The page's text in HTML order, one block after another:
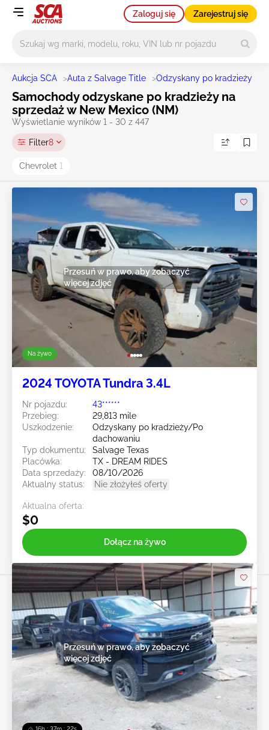
Zaloguj się Zarejestruj się
Aukcja SCA >Auta z Salvage Title >Odzyskany po kradzieży
Samochody odzyskane po kradzieży na
sprzedaż w New Mexico (NM)
Wyświetlanie wyników 1 - 30 z 447
Filter8
Chevrolet 1
Na żywo
Przesuń w prawo, aby zobaczyć
więcej zdjęć
2024 TOYOTA Tundra 3.4L
Nr pojazdu:
43******
Przebieg:
29,813 mile
Uszkodzenie:
Odzyskany po kradzieży/Po
dachowaniu
Typ dokumentu:
Salvage Texas
Placówka:
TX - DREAM RIDES
Data sprzedaży:
08/10/2026
Aktualny status:
Nie złożyłeś oferty
Aktualna oferta:
$0
Dołącz na żywo
Przesuń w prawo, aby zobaczyć
więcej zdjęć